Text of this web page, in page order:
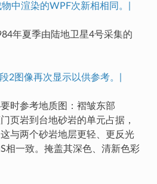
中渲染的WPF次新相相同。|
年夏季由陆地卫星4号采集的
2图像再次显示以供参考。|
时参考地质图：褶皱东部
页岩到台地砂岩的单元占据，
与两个砂岩地层更轻、更反光
相一致。掩盖其深色、清新色彩